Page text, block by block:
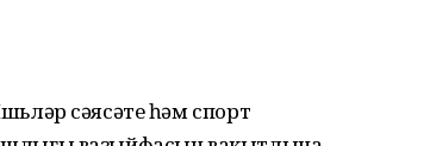
сәясәте һәм спорт